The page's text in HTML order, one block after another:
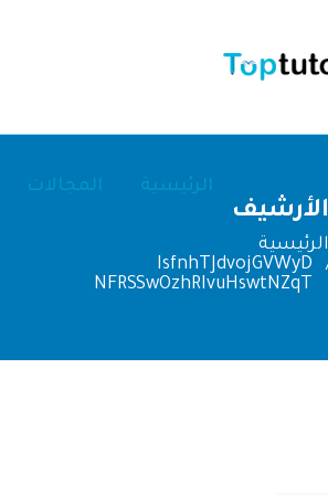
الرئيسية المجالات
الأرشيف
الرئيسية
IsfnhTJdvojGVWyD
NFRSSwOzhRIvuHswtNZqT